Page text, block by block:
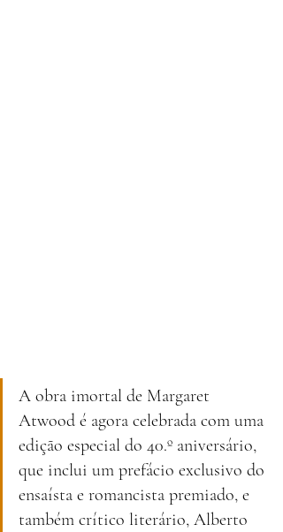
A obra imortal de Margaret
Atwood é agora celebrada com uma
edição especial do 40.º aniversário,
que inclui um prefácio exclusivo do
ensaísta e romancista premiado, e
também crítico literário, Alberto